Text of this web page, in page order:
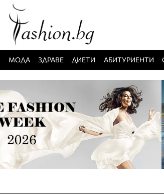
МОДА ЗДРАВЕ ДИЕТИ АБИТУРИЕНТИ